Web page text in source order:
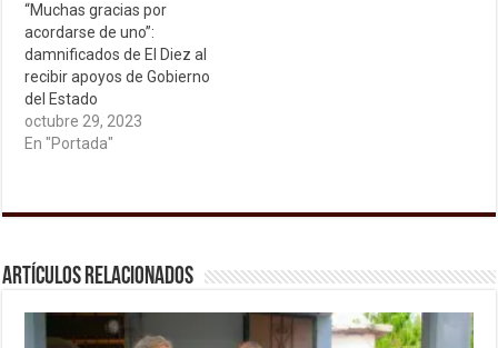
“Muchas gracias por
acordarse de uno”:
damnificados de El Diez al
recibir apoyos de Gobierno
del Estado
octubre 29, 2023
En "Portada"
Artículos relacionados